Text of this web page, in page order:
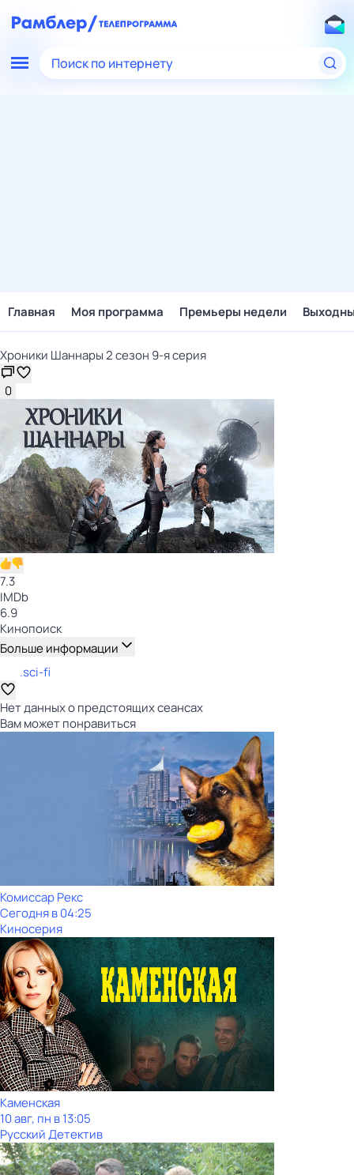
Поиск по интернету
Главная Моя программа Премьеры недели
Хроники Шаннары 2 сезон 9-я серия
0
7.3
IMDb
6.9
Кинопоиск
Больше информации
.sci-fi
Нет данных о предстоящих сеансах
Вам может понравиться
Комиссар Рекс
Сегодня в 04:25
Киносерия
Каменская
10 авг, пн в 13:05
Русский Детектив